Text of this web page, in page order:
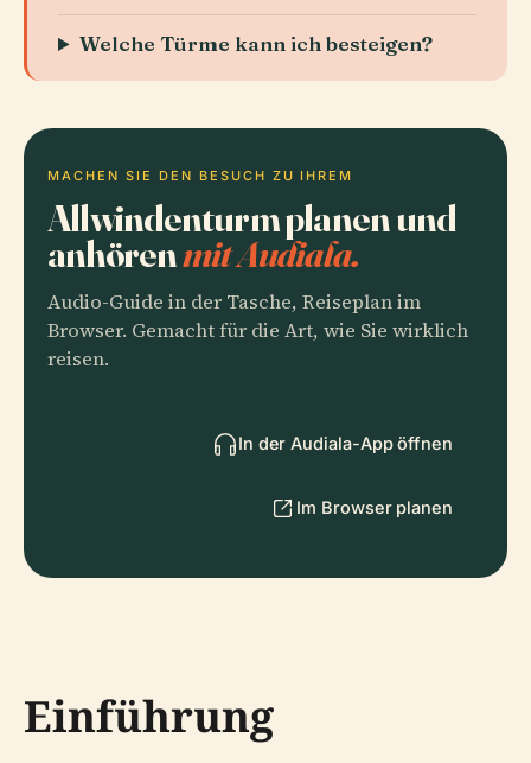
Welche Türme kann ich besteigen?
MACHEN SIE DEN BESUCH ZU IHREM
Allwindenturm planen und
anhörenmit Audiala.
Audio-Guide in der Tasche, Reiseplan im
Browser. Gemacht für die Art, wie Sie wirklich
reisen.
In der Audiala-App öffnen
Im Browser planen
Einführung